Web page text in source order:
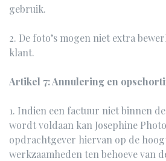
gebruik.
2. De foto’s mogen niet extra
klant.
Artikel 7: Annulering en
1. Indien een factuur niet binnen
wordt voldaan kan Josephine
opdrachtgever hiervan op de
werkzaamheden ten behoeve van